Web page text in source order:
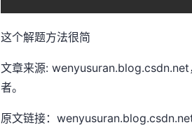
这个解题方法很简
文章来源: wenyusuran.blog.csdn.net
者。
原文链接：